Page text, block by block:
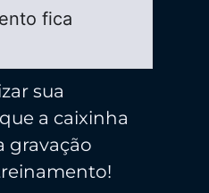
fica
sua
a caixinha
gravação